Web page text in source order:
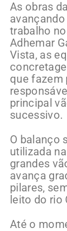
As obras
trabalho
Adhemar
Vista, as
que fazem
principal
sucessivo.
O balanço
utilizada
grandes
avança
pilares,
leito do rio
Até o